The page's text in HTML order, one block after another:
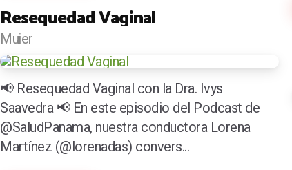
Resequedad Vaginal
Mujer
📢 Resequedad Vaginal con la Dra. Ivys
Saavedra 📢 En este episodio del Podcast de
@SaludPanama, nuestra conductora Lorena
Martínez (@lorenadas) convers...